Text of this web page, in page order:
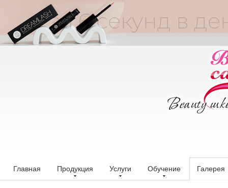
Главная Продукция Услуги Обучение Галерея